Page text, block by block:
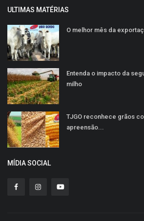
ULTIMAS MATÉRIAS
O melhor mês da
Entenda o impacto da
milho
TJGO reconhece grãos
apreensão...
MÍDIA SOCIAL